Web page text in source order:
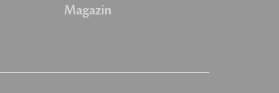
Magazin